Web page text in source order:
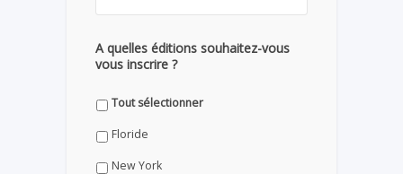
A quelles éditions souhaitez-vous
vous inscrire ?
Tout sélectionner
Floride
New York